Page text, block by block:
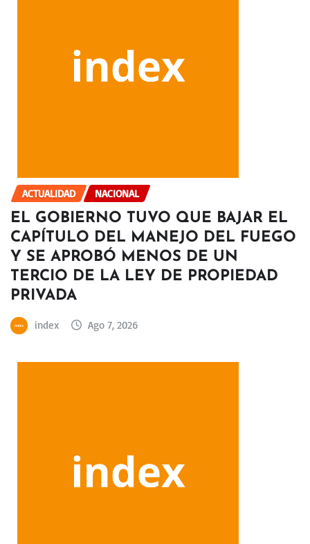
ACTUALIDAD NACIONAL
EL GOBIERNO TUVO QUE BAJAR EL
CAPÍTULO DEL MANEJO DEL FUEGO
Y SE APROBÓ MENOS DE UN
TERCIO DE LA LEY DE PROPIEDAD
PRIVADA
index Ago 7, 2026